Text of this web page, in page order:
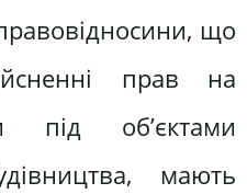
що
прав на
під об’єктами
мають